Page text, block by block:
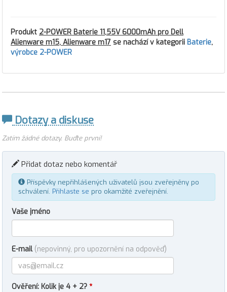
Produkt 2-POWER Baterie 11,55V 6000mAh pro Dell
Alienware m15, Alienware m17 se nachází v kategorii Baterie,
výrobce 2-POWER
Dotazy a diskuse
Zatím žádné dotazy. Buďte první!
Přidat dotaz nebo komentář
Příspěvky nepřihlášených uživatelů jsou zveřejněny po
schválení. Přihlaste se pro okamžité zveřejnění.
Vaše jméno
E-mail (nepovinný, pro upozornění na odpověď)
Ověření: Kolik je 4 + 2? *